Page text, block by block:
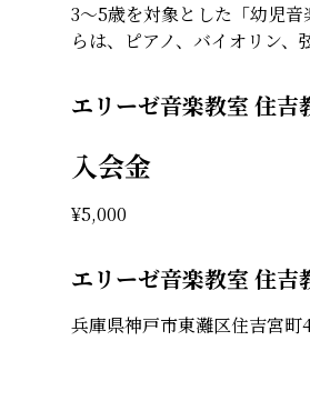
3〜5歳を対象とした「幼児
らは、ピアノ、バイオリン、
エリーゼ音楽教室 住
入会金
¥5,000
エリーゼ音楽教室 住吉
兵庫県神戸市東灘区住吉宮